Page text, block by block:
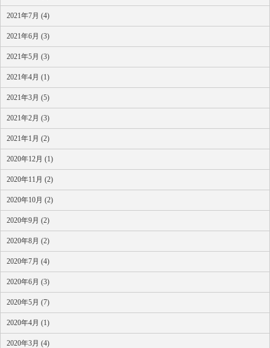
2021年7月 (4)
2021年6月 (3)
2021年5月 (3)
2021年4月 (1)
2021年3月 (5)
2021年2月 (3)
2021年1月 (2)
2020年12月 (1)
2020年11月 (2)
2020年10月 (2)
2020年9月 (2)
2020年8月 (2)
2020年7月 (4)
2020年6月 (3)
2020年5月 (7)
2020年4月 (1)
2020年3月 (4)